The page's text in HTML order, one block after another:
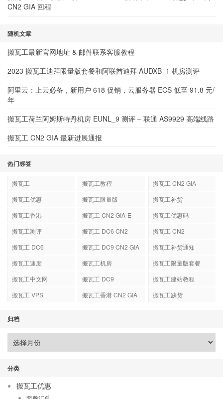
CN2 GIA 回程
随机文章
搬瓦工最新官网地址 & 邮件联系客服教程
2023 搬瓦工迪拜限量版套餐和阿联酋迪拜 AUDXB_1 机房测评
阿里云：上云必备，新用户 618 促销，云服务器 ECS 低至 91.8 元/
年
搬瓦工荷兰阿姆斯特丹机房 EUNL_9 测评 – 联通 AS9929 高端线路
搬瓦工 CN2 GIA 最新进展通报
热门标签
搬瓦工 搬瓦工教程
搬瓦工 CN2 GIA
搬瓦工优惠
搬瓦工限量版
搬瓦工补货
搬瓦工香港
搬瓦工 CN2 GIA-E
搬瓦工优惠码
搬瓦工测评
搬瓦工 DC6 CN2
搬瓦工 CN2
搬瓦工 DC6
搬瓦工 DC9 CN2 GIA
搬瓦工补货通知
搬瓦工速度
搬瓦工机房
搬瓦工限量版套餐
搬瓦工中文网
搬瓦工 DC9
搬瓦工建站教程
搬瓦工 VPS
搬瓦工香港 CN2 GIA 搬瓦工缺货
归档
分类
搬瓦工优惠